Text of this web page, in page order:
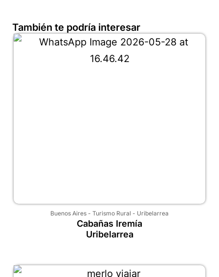
También te podría interesar
Buenos Aires - Turismo Rural - Uribelarrea
Cabañas Iremía
Uribelarrea